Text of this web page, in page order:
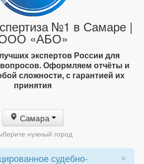
№1 в Самаре |
«АБО»
экспертов России для
Оформляем отчёты и
сложности, с гарантией их
принятия
Самара
нужный город
×
судебно-